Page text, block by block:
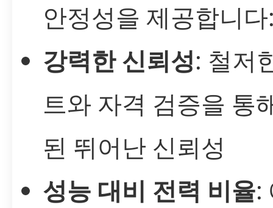
안정성을 제공합니
강력한 신뢰성: 철저
트와 자격 검증을 통
된 뛰어난 신뢰성
성능 대비 전력 비율: